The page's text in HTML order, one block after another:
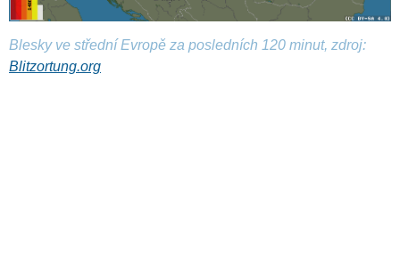
Blesky ve střední Evropě za posledních 120 minut, zdroj:
Blitzortung.org